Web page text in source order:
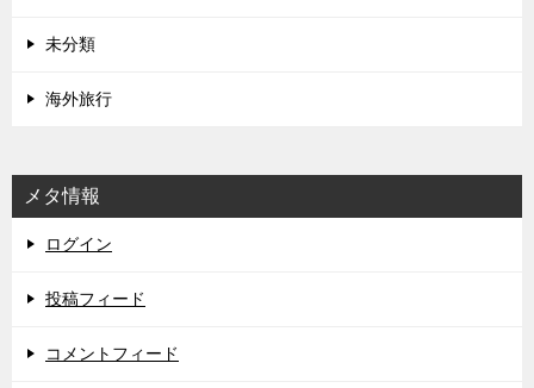
未分類
海外旅行
メタ情報
ログイン
投稿フィード
コメントフィード